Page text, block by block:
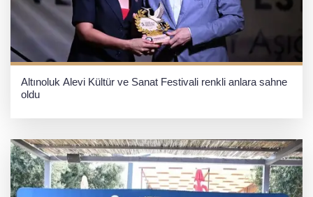
Altınoluk Alevi Kültür ve Sanat Festivali renkli anlara sahne
oldu